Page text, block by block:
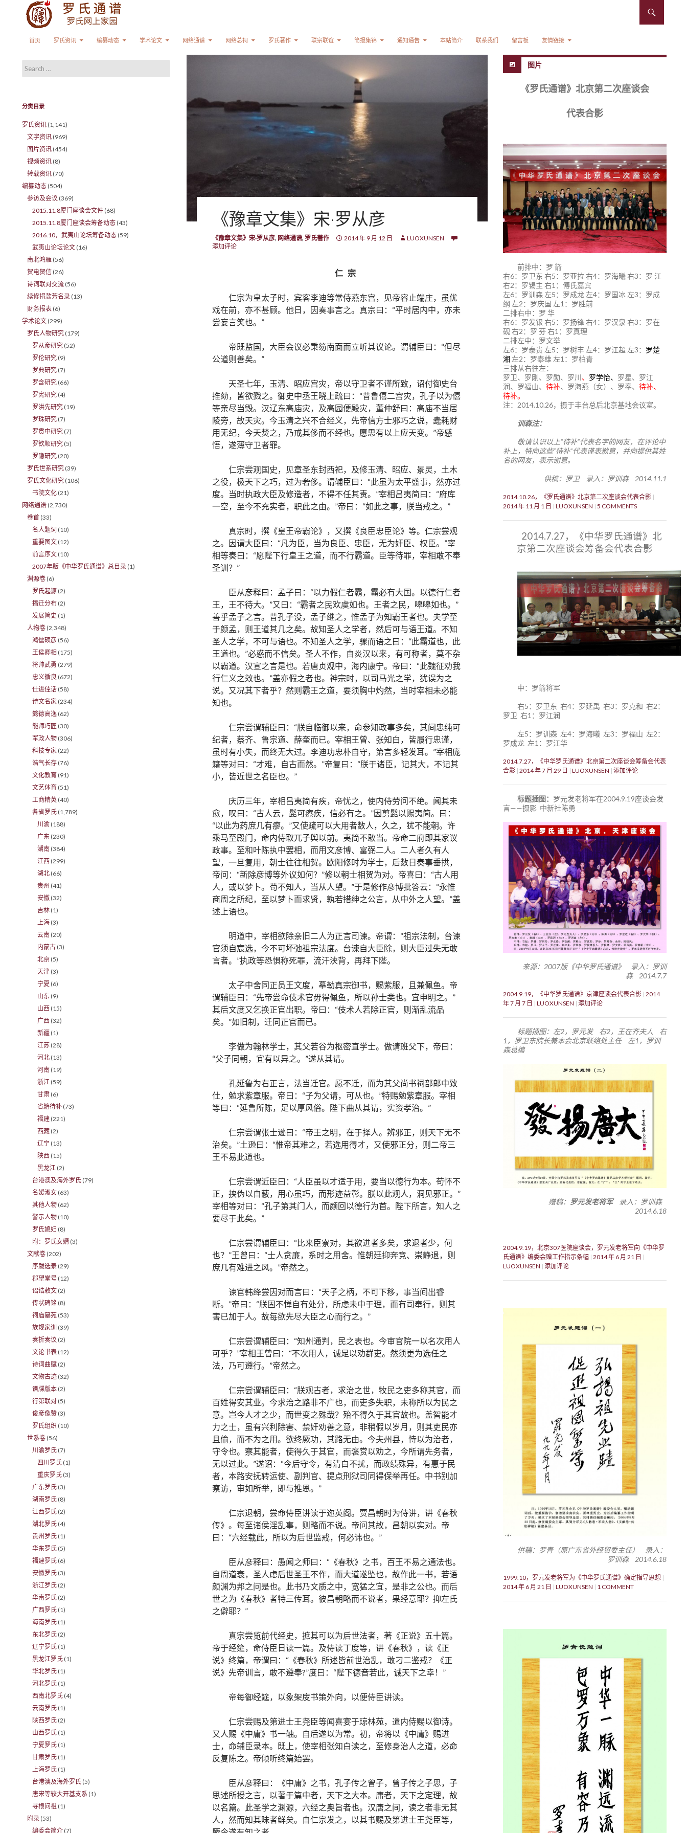
首页
罗氏资讯 编纂动态 学术论文 网络通谱 网络总祠 罗氏著作 联宗联谊 简报集锦 通知通告 本站简介 联系我们 留言板 友情链接
《豫章文集》宋·罗从彦
《豫章文集》宋·罗从彦, 网络通谱, 罗氏著作 2014 年 9 月 12 日
LUOXUNSEN
添加评论
仁 宗
仁宗为皇太子时，宾客李迪等常侍燕东宫，见帝容止端庄，虽优
戏在前，亦不甚顾。他日，因奏事言之。真宗曰：“平时居内中，亦未
尝妄言笑也。”
帝既监国，大臣会议必秉笏南面而立听其议论。谓辅臣曰：“但尽
公道则善矣。”
天圣七年，玉清、昭应宫灾，帝以守卫者不谨所致，诏付御史台
推劾，皆欲戮之。御史中丞王晓上疏曰：“昔鲁僖二宫灾，孔子以为僖
等亲尽当毁。汉辽东高庙灾，及高园便殿灾，董仲舒曰：高庙不当居
陵旁，故天灾。今玉清之兴不合经义，先帝信方士邪巧之说，蠹耗财
用无纪，今天焚之，乃戒其侈而不经也。愿思有以上应天变。”帝感
悟，遂薄守卫者罪。
仁宗尝观国史，见章圣东封西祀，及修玉清、昭应、景灵，土木
之役，极天下之巧，过为奢侈。谓辅臣曰：“此虽为太平盛事，然亦过
度。当时执政大臣及修造者，不得不任其责。”宰相吕夷简曰：“府库
一空，至今不充实者，职此之由。”帝曰：“如此之事，朕当戒之。”
真宗时，撰《皇王帝霸论》，又撰《良臣忠臣论》等。仁宗尝观
之。因谓大臣曰：“凡为臣，当为良臣、忠臣，无为奸臣、权臣。”宰
相等奏曰：“愿陛下行皇王之道，而不行霸道。臣等待罪，宰相敢不奉
圣训？”
臣从彦释曰：孟子曰：“以力假仁者霸，霸必有大国。以德行仁者
王，王不待大。”又曰：“霸者之民欢虞如也。王者之民，嗥嗥如也。”
善乎孟子之言。昔孔子没，孟子继之，惟孟子为知霸王者也。夫学至
于颜孟，则王道其几之矣。故知圣人之学者，然后可与语王道。不知
圣人之学，不可与语也。不知圣人之学，骤而语之曰：“此霸道也，此
王道也。”必惑而不信矣。圣人不作，自炎汉以来，有可称者，莫不杂
以霸道。汉宣之言是也。若唐贞观中，海内康宁。帝曰：“此魏征劝我
行仁义之效也。”盖亦假之者也。神宗时，以司马光之学，犹误为之
说。又况其下者乎？然则霸王之道，要须胸中灼然，当时宰相未必能
知也。
仁宗尝谓辅臣曰：“朕自临御以来，命参知政事多矣，其间忠纯可
纪者，蔡齐、鲁宗道、薛奎而已。宰相王曾、张知白，皆履行忠谨，
虽时有小失，而终无大过。李迪功忠朴自守，第言多轻发耳。”宰相庞
籍等对曰：“才难，自古而然。”帝复曰：“朕于诸臣，记其大，不记其
小，皆近世之名臣也。”
庆历三年，宰相吕夷简有疾，帝忧之，使内侍劳问不绝。闻其未
愈，叹曰：“古人云，髭可瘵疾，信必有之。”因剪髭以赐夷简。曰：
“以此为药庶几有瘳。”又使疏可以大用者数人，久之，犹不能朝。许
乘马至殿门，命内侍取兀子舆以前。夷简不敢当。帝命二府即其家议
政事。至和叶陈执中罢相，而用文彦博、富弼二人。二人者久有人
望，一旦复用，朝士往往相贺。欧阳修时为学士，后数日奏事垂拱，
帝问：“新除彦博等外议如何？”修以朝士相贺为对。帝喜曰：“古人用
人，或以梦卜。苟不知人，当从人望。”于是修作彦博批答云：“永惟
商周之所纪，至以梦卜而求贤，孰若措绅之公言，从中外之人望。”盖
述上语也。
明道中，宰相欲除亲旧二人为正言司谏。帝谓：“祖宗法制，台谏
官须自宸选，今不可坏弛祖宗法度。台谏自大臣除，则大臣过失无敢
言者。”执政等恐惧称死罪，流汗浃背，再拜下陛。
太子中舍同正员王文度，摹勒真宗御书，赐紫服，且兼佩鱼。帝
谓辅臣曰：“先帝尝命伎术官毋得佩鱼，所以孙士类也。宜申明之。”
其后文度又乞换正官出职。帝曰：“伎术人若除正官，则渐乱流品
矣。”如旧制，迁同正官而已。
李做为翰林学士，其父若谷为枢密直学士。做请班父下，帝曰：
“父子同朝，宜有以异之。”遂从其请。
孔延鲁为右正言，法当迁官。愿不迁，而为其父尚书祠部郎中致
仕，勉求紫章服。帝曰：“子为父请，可从也。”特赐勉紫章服。宰相
等曰：“延鲁所陈，足以厚风俗。陛下曲从其请，实资孝治。”
仁宗尝谓张士逊曰：“帝王之明，在于择人。辨邪正，则天下无不
治矣。”土逊曰：“惟帝其难之，若选用得才，又使邪正分，则二帝三
王不易此道也。
仁宗尝谓近臣曰：“人臣虽以才适于用，要当以德行为本。苟怀不
正，挟伪以自蔽，用心虽巧，而形迹益彰。朕以此观人，洞见邪正。”
宰相等对曰：“孔子第其门人，而颜回以德行为首。陛下所言，知人之
要尽于此矣。”
仁宗尝谓辅臣曰：“比来臣寮对，其欲进者多矣，求退者少，何
也？”王曾曰：“士人贪廉，系时之用舍。惟朝廷抑奔竞、崇静退，则
庶几有难进之风。”帝然之。
谏官韩绛尝因对而言曰：“天子之柄，不可下移，事当间出睿
断。”帝曰：“朕固不惮自有处分，所虑未中于理，而有司奉行，则其
害已加于人。故每欲先尽大臣之心而行之。”
仁宗尝谓辅臣曰：“知州通判，民之表也。今审官院一以名次用人
可乎？”宰相王曾曰：“不次用人，诚足以劝群吏。然须更为选任之
法，乃可遵行。”帝然之。
仁宗尝谓辅臣曰：“朕观古者，求治之世，牧民之吏多称其官，而
百姓得安其业。今求治之路非不广也，而吏多失职，未称所以为民之
意。岂今人才之少，而世变之殊哉？殆不得久于其官故也。盖智能才
力之士，虽有兴利除害、禁奸劝善之意，非稍假以岁月，则其吏民亦
且偷，而不为之用。欲终厥功，其路无由。今夫州县，恃以为治者，
守令也。察其能者，使得久于其官，而褒赏以劝之，今所谓先务者，
无以过此。”遂诏：“今后守令，有清白不扰，而政绩殊异，有惠于民
者，本路安抚转运使、副判官、提点刑狱司同得保举再任。中书别加
察访，审如所举，即与推恩。”
仁宗退朝，尝命侍臣讲读于迩英阁。贾昌朝时为侍讲，讲《春秋
传》。每至诸侯淫乱事，则略而不说。帝问其故，昌朝以实对。帝
曰：“六经载此，所以为后世监戒，何必讳也。”
臣从彦释曰：愚闻之师曰：“《春秋》之书，百王不易之通法也。
自周道衰，圣人虑后世圣王不作，而大道遂坠也，故作此一书，若语
颜渊为邦之问是也。此书乃文质之中，宽猛之宜，是非之公也。而后
世之为《春秋》者特三传耳。彼昌朝略而不说者，果经意耶？抑左氏
之僻耶？”
真宗尝览前代经史，摭其可以为后世法者，著《正说》五十篇。
帝于经筵，命侍臣日读一篇。及侍读丁度等，讲《春秋》，读《正
说》终篇，帝谓曰：“《春秋》所述皆前世治乱，敢刁二鉴戒？《正
说》先帝训言，敢不遵奉?”度曰：“陛下德音若此，诚天下之幸！”
帝每御经筵，以象架庋书策外向，以便侍臣讲读。
仁宗尝赐及第进士王尧臣等闻喜宴于琼林苑，遣内侍赐以御诗。
又人赐《中庸》书一轴。自后遂以为常。初，帝将以《中庸》赐进
士，命辅臣录本。既上，使宰相张知白读之，至修身治人之道，必命
反复陈之。帝倾听终篇始罢。
臣从彦释曰：《中庸》之书，孔子传之曾子，曾子传之子思，子
思述所授之言，以著于篇中者，天下之大本。庸者，天下之定理，故
以名篇。此圣学之渊源，六经之奥旨者也。汉唐之间，读之者非无其
人，然而知其昧者鲜矣。自仁宗发之，以其书赐及第进士王尧臣等，
图片
《罗氏通谱》北京第二次座谈会
代表合影
前排中：罗 箭
右6：罗卫东 右5：罗亚拉 右4：罗海曦 右3：罗 江
右2：罗锡主 右1：傅氏嘉宾
左6：罗训森 左5：罗成龙 左4：罗国冰 左3：罗成
纲 左2：罗庆国 左1：罗胜前
二排右中：罗 华
右6：罗发银 右5：罗扬锋 右4：罗汉泉 右3：罗在
砚 右2：罗 芬 右1：罗真理
二排左中：罗文举
左6：罗泰贵 左5：罗树丰 左4：罗江超 左3： 罗楚
湘 左2：罗泰雄 左1：罗柏青
三排从右往左：
罗卫、罗刚、罗勋、罗川、 罗学怡、 罗星、罗江
润、罗福山、 待补、罗海燕（女）、罗奉、 待补、
待补。
注：2014.10.26，摄于丰台总后北京基地会议室。
训森注：
敬请认识以上“待补”代表名字的网友，在评论中
补上，特向这些“待补”代表谨表歉意，并向提供其姓
名的网友，表示谢意。
供稿：罗卫 录入：罗训森 2014.11.1
2014.10.26，《罗氏通谱》北京第二次座谈会代表合影
2014 年 11 月 1 日
LUOXUNSEN 5 COMMENTS
2014.7.27，《中华罗氏通谱》北
京第二次座谈会筹备会代表合影
中：罗箭将军
右5：罗卫东 右4：罗延禹 右3：罗克和 右2：
罗卫 右1：罗江润
左5：罗训森 左4：罗海曦 左3：罗福山 左2：
罗成龙 左1：罗江华
2014.7.27，《中华罗氏通谱》北京第二次座谈会筹备会代表
合影 2014 年 7 月 29 日 LUOXUNSEN 添加评论
标题插图： 罗元发老将军在2004.9.19座谈会发
言——摄影 中新社陈勇
来源：2007版《中华罗氏通谱》 录入：罗训
森 2014.7.7
2004.9.19，《中华罗氏通谱》京津座谈会代表合影 2014
年 7 月 7 日
LUOXUNSEN 添加评论
标题插图：左2，罗元发 右2，王在齐夫人 右
1，罗卫东院长兼本会北京联络处主任 左1，罗训
森总编
赠稿： 罗元发老将军录入：罗训森
2014.6.18
2004.9.19，北京307医院座谈会，罗元发老将军向《中华罗
氏通谱》编委会赠工作指示条幅 2014 年 6 月 21 日
LUOXUNSEN 添加评论
供稿：罗青（原广东省外经贸委主任） 录入：
罗训森 2014.6.18
1999.10，罗元发老将军为《中华罗氏通谱》确定指导思想
2014 年 6 月 21 日
LUOXUNSEN 1 COMMENT
Search for:
分类目录
罗氏资讯 (1,141)
文字资讯 (969)
图片资讯 (454)
视频资讯 (8)
转载资讯 (70)
编纂动态 (504)
参访及会议 (369)
2015.11.8厦门座谈会文件 (68)
2015.11.8厦门座谈会筹备动态 (43)
2016.10，武夷山论坛筹备动态 (59)
武夷山论坛论文 (16)
南北鸿雁 (56)
贺电贺信 (26)
诗词联对交流 (56)
续修捐款芳名录 (13)
财务报表 (6)
学术论文 (299)
罗氏人物研究 (179)
罗从彦研究 (52)
罗伦研究 (9)
罗典研究 (7)
罗含研究 (66)
罗宪研究 (4)
罗洪先研究 (19)
罗珠研究 (7)
罗贯中研究 (7)
罗钦顺研究 (5)
罗隐研究 (20)
罗氏世系研究 (39)
罗氏文化研究 (106)
书院文化 (21)
网络通谱 (2,730)
卷首 (33)
名人题词 (10)
重要图文 (12)
前言序文 (10)
2007年版《中华罗氏通谱》总目录 (1)
渊源卷 (6)
罗氏起源 (2)
播迁分布 (2)
发展简史 (1)
人物卷 (2,348)
鸿儒硕彦 (56)
王侯卿相 (175)
将帅武勇 (279)
忠义循良 (672)
仕进佳话 (58)
诗文名家 (234)
懿德高逸 (62)
能师巧匠 (30)
军政人物 (306)
科技专家 (22)
浩气长存 (76)
文化教育 (91)
文艺体育 (51)
工商精英 (40)
各省罗氏 (1,789)
川渝 (188)
广东 (230)
湖南 (384)
江西 (299)
湖北 (66)
贵州 (41)
安徽 (32)
吉林 (1)
上海 (3)
云南 (20)
内蒙古 (3)
北京 (5)
天津 (3)
宁夏 (6)
山东 (9)
山西 (15)
广西 (32)
新疆 (1)
江苏 (28)
河北 (13)
河南 (19)
浙江 (59)
甘肃 (6)
省籍待补 (73)
福建 (221)
西藏 (2)
辽宁 (13)
陕西 (15)
黑龙江 (2)
台港澳及海外罗氏 (79)
名嫒淑女 (63)
其他人物 (62)
警示人物 (10)
罗氏媳妇 (8)
附：罗氏女婿 (3)
文献卷 (202)
序跋选录 (29)
郡望堂号 (12)
诏诰敕文 (2)
传状碑铭 (8)
祠庙墓苑 (53)
族规家训 (39)
奏折奏议 (2)
文论书表 (12)
诗词曲赋 (2)
文物古迹 (32)
谱牒版本 (2)
行第联对 (5)
俊彦像赞 (3)
罗氏组织 (10)
世系卷 (56)
川渝罗氏 (7)
四川罗氏 (1)
重庆罗氏 (3)
广东罗氏 (3)
湖南罗氏 (8)
江西罗氏 (2)
湖北罗氏 (4)
贵州罗氏 (1)
华东罗氏 (5)
福建罗氏 (6)
安徽罗氏 (3)
浙江罗氏 (2)
华南罗氏 (2)
广西罗氏 (1)
海南罗氏 (1)
东北罗氏 (2)
辽宁罗氏 (1)
黑龙江罗氏 (1)
华北罗氏 (1)
河北罗氏 (1)
西南北罗氏 (4)
云南罗氏 (1)
陕西罗氏 (2)
山西罗氏 (1)
宁夏罗氏 (1)
甘肃罗氏 (1)
上海罗氏 (1)
台港澳及海外罗氏 (5)
唐宋等较大开基支系 (1)
寻根问祖 (1)
附录 (53)
编委会简介 (7)